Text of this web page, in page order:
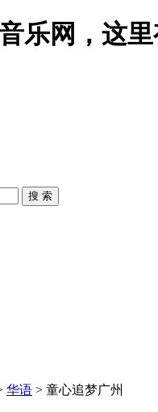
乐网，这
搜 索
华语 > 童心追梦广州